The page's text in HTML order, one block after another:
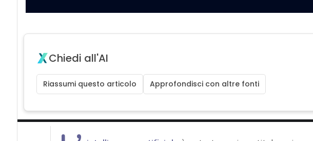
Chiedi all'AI
Riassumi questo articolo Approfondisci con altre fonti